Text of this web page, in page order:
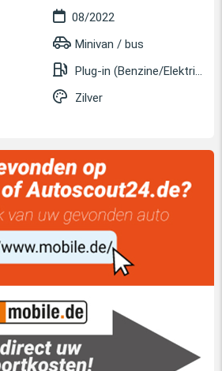
08/2022
Minivan / bus
Plug-in (Benzine/Elektrisch)
Zilver